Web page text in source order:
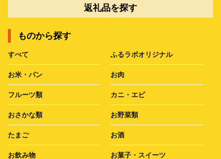
返礼品を探す
ものから探す
すべて ふるラボオリジナル
お米・パン お肉
フルーツ類 カニ・エビ
おさかな類 お野菜類
たまご お酒
お飲み物 お菓子・スイーツ